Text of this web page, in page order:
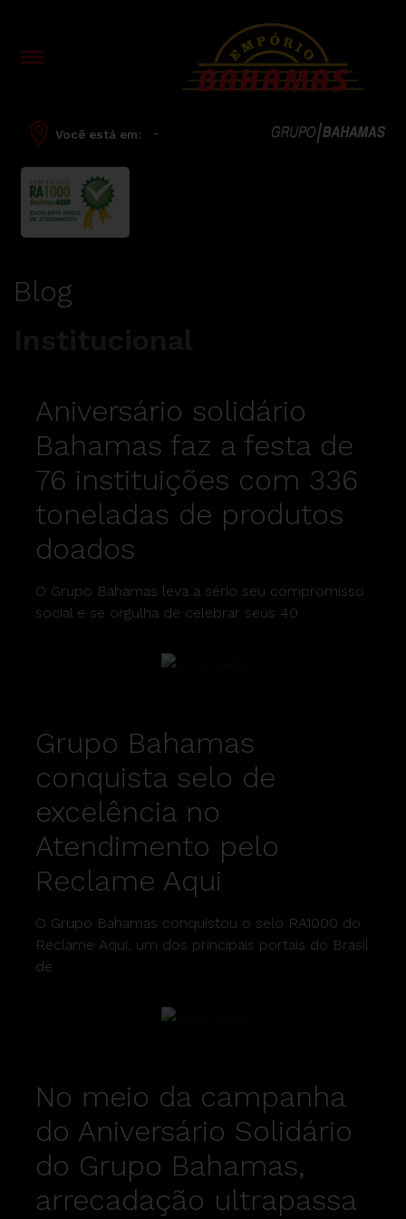
Você está em: -
Blog
Aniversário solidário
Bahamas faz a festa de
76 instituições com 336
toneladas de produtos
doados
O Grupo Bahamas leva a sério seu compromisso
social e se orgulha de celebrar seus 40
Grupo Bahamas
conquista selo de
excelência no
Atendimento pelo
Reclame Aqui
O Grupo Bahamas conquistou o selo RA1000 do
Reclame Aqui, um dos principais portais do Brasil
de
No meio da campanha
do Aniversário Solidário
do Grupo Bahamas,
arrecadação ultrapassa